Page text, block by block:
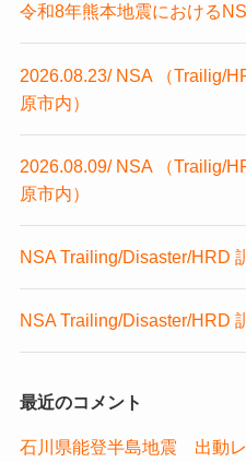
令和8年熊本地震における
2026.08.23/ NSA （Trailig/
原市内）
2026.08.09/ NSA （Trailig/
原市内）
NSA Trailing/Disaster/HRD
NSA Trailing/Disaster/HRD
最近のコメント
石川県能登半島地震 出動